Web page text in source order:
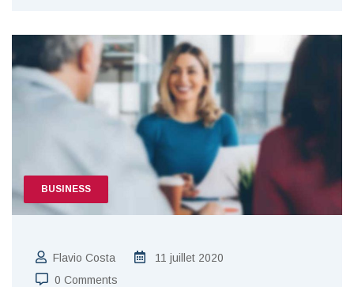
BUSINESS
Flavio Costa
11 juillet 2020
0 Comments